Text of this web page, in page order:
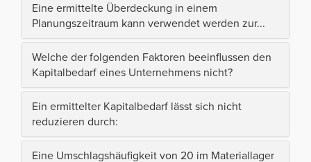
Eine ermittelte Überdeckung in einem
Planungszeitraum kann verwendet werden zur...
Welche der folgenden Faktoren beeinflussen den
Kapitalbedarf eines Unternehmens nicht?
Ein ermittelter Kapitalbedarf lässt sich nicht
reduzieren durch:
Eine Umschlagshäufigkeit von 20 im Materiallager